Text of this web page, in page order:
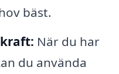
bäst.
När du har
du använda